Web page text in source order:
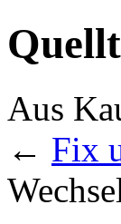
Aus
← Fix